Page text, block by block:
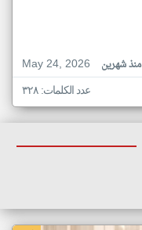
May 24, 2026
منذ شهرين
عدد الكلمات: ٣٢٨